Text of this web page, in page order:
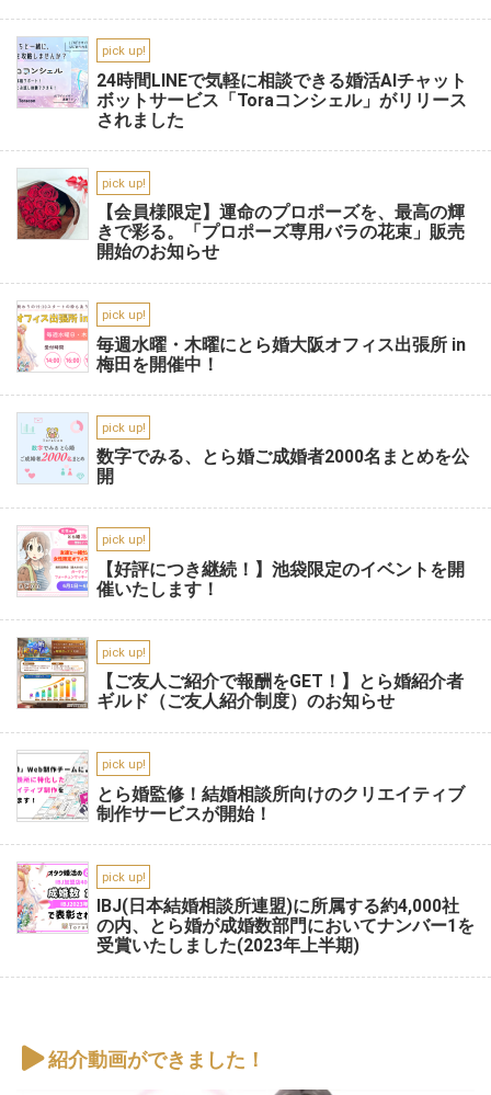
pick up!
24時間LINEで気軽に相談できる婚活AIチャット
ボットサービス「Toraコンシェル」がリリース
されました
pick up!
【会員様限定】運命のプロポーズを、最高の輝
きで彩る。「プロポーズ専用バラの花束」販売
開始のお知らせ
pick up!
毎週水曜・木曜にとら婚大阪オフィス出張所 in
梅田を開催中！
pick up!
数字でみる、とら婚ご成婚者2000名まとめを公
開
pick up!
【好評につき継続！】池袋限定のイベントを開
催いたします！
pick up!
【ご友人ご紹介で報酬をGET！】とら婚紹介者
ギルド（ご友人紹介制度）のお知らせ
pick up!
とら婚監修！結婚相談所向けのクリエイティブ
制作サービスが開始！
pick up!
IBJ(日本結婚相談所連盟)に所属する約4,000社
の内、とら婚が成婚数部門においてナンバー1を
受賞いたしました(2023年上半期)
紹介動画ができました！